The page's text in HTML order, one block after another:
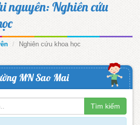
nguyên: Nghiên cứu
Nghiên cứu khoa học
MN Sao Mai
Tìm kiếm